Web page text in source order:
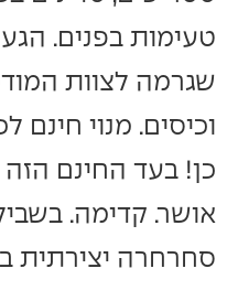
טעימות בפנים.
שגרמה לצוות
וכיסים. מנוי חינם
כן! בעד החינם
אושר. קדימה.
סחרחרה יצירתית